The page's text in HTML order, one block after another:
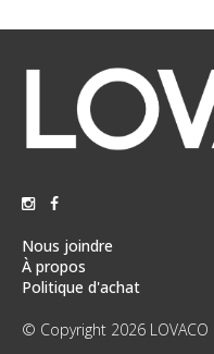
Nous joindre
À propos
Politique d'achat
© Copyright 2026 LOVACO